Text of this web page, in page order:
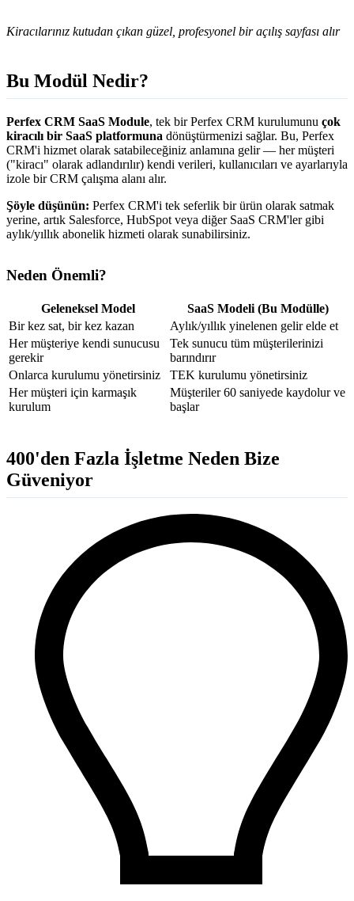
Kiracılarınız kutudan çıkan güzel, profesyonel bir açılış sayfası alır
Bu Modül Nedir?
Perfex CRM SaaS Module, tek bir Perfex CRM kurulumunu çok
kiracılı bir SaaS platformuna dönüştürmenizi sağlar. Bu, Perfex
CRM'i hizmet olarak satabileceğiniz anlamına gelir — her müşteri
("kiracı" olarak adlandırılır) kendi verileri, kullanıcıları ve ayarlarıyla
izole bir CRM çalışma alanı alır.
Şöyle düşünün: Perfex CRM'i tek seferlik bir ürün olarak satmak
yerine, artık Salesforce, HubSpot veya diğer SaaS CRM'ler gibi
aylık/yıllık abonelik hizmeti olarak sunabilirsiniz.
Neden Önemli?
Geleneksel Model
SaaS Modeli (Bu Modülle)
Bir kez sat, bir kez kazan
Aylık/yıllık yinelenen gelir elde et
Her müşteriye kendi sunucusu
gerekir
Tek sunucu tüm müşterilerinizi
barındırır
Onlarca kurulumu yönetirsiniz
TEK kurulumu yönetirsiniz
Her müşteri için karmaşık
kurulum
Müşteriler 60 saniyede kaydolur ve
başlar
400'den Fazla İşletme Neden Bize
Güveniyor